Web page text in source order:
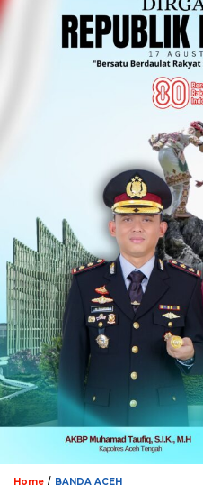
Home / BANDA ACEH